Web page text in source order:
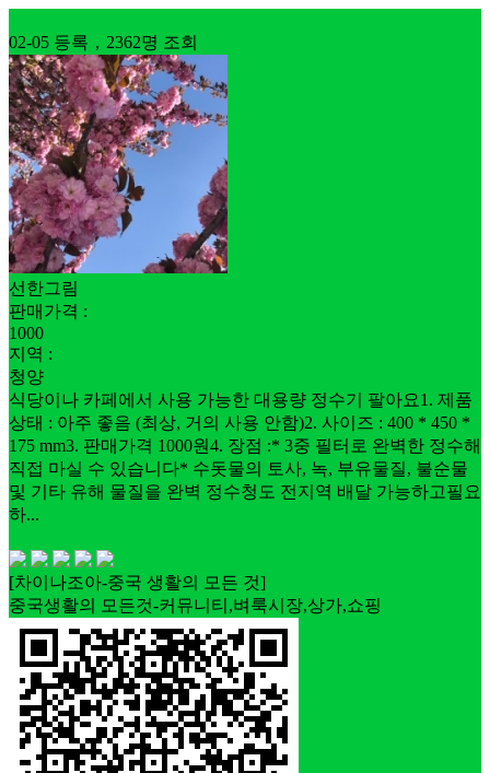
02-05 등록，2362명 조회
선한그림
판매가격 :
1000
지역 :
청양
식당이나 카페에서 사용 가능한 대용량 정수기 팔아요1. 제품
상태 : 아주 좋음 (최상, 거의 사용 안함)2. 사이즈 : 400 * 450 *
175 mm3. 판매가격 1000원4. 장점 :* 3중 필터로 완벽한 정수해
직접 마실 수 있습니다* 수돗물의 토사, 녹, 부유물질, 불순물
및 기타 유해 물질을 완벽 정수청도 전지역 배달 가능하고필요
하...
[차이나조아-중국 생활의 모든 것]
중국생활의 모든것-커뮤니티,벼룩시장,상가,쇼핑